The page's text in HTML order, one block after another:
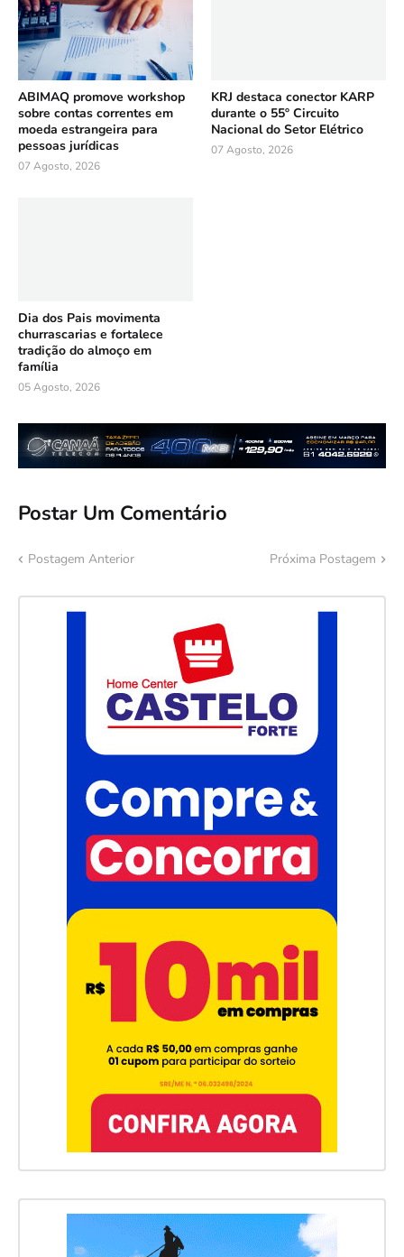
ABIMAQ promove workshop
sobre contas correntes em
moeda estrangeira para
pessoas jurídicas
07 Agosto, 2026
KRJ destaca conector KARP
durante o 55º Circuito
Nacional do Setor Elétrico
07 Agosto, 2026
Dia dos Pais movimenta
churrascarias e fortalece
tradição do almoço em
família
05 Agosto, 2026
Postar Um Comentário
Postagem Anterior Próxima Postagem